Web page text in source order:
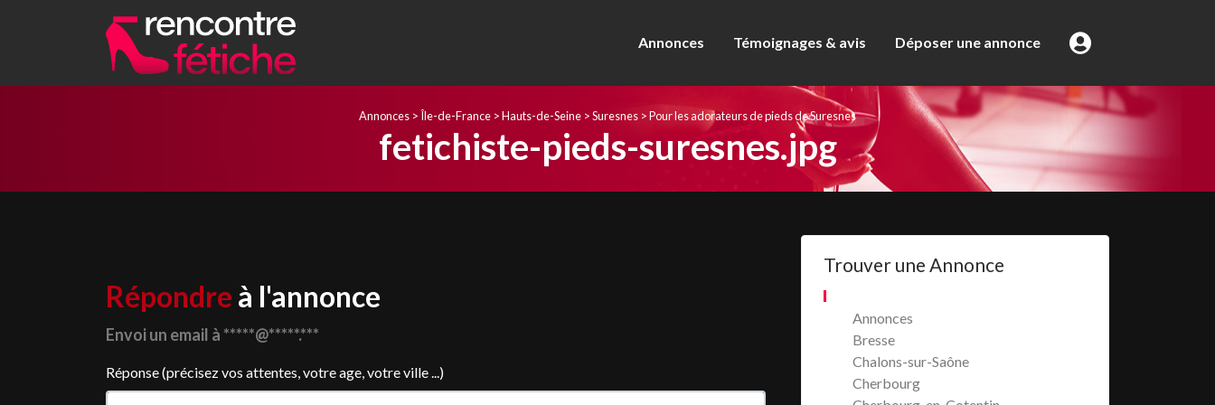
Annonces Témoignages & avis Déposer une annonce
Annonces >Île-de-France >Hauts-de-Seine >Suresnes >Pour les adorateurs de pieds de Suresnes
fetichiste-pieds-suresnes.jpg
Répondre à l'annonce
Envoi un email à *****@*****.***
Réponse (précisez vos attentes, votre age, votre ville ...)
Trouver une Annonce
Annonces
Bresse
Chalons-sur-Saône
Cherbourg